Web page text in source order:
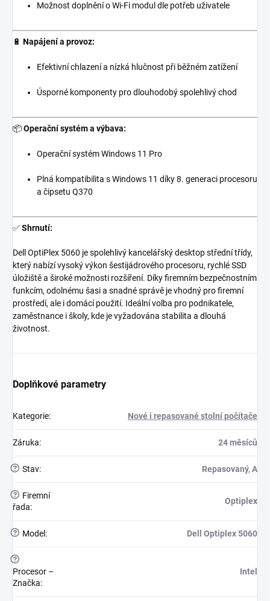
Možnost doplnění o Wi-Fi modul dle potřeb uživatele
🔋 Napájení a provoz:
Efektivní chlazení a nízká hlučnost při běžném zatížení
Úsporné komponenty pro dlouhodobý spolehlivý chod
📦Operační systém a výbava:
Operační systém Windows 11 Pro
Plná kompatibilita s Windows 11 díky 8. generaci procesoru
a čipsetu Q370
✅Shrnutí:
Dell OptiPlex 5060 je spolehlivý kancelářský desktop střední třídy,
který nabízí vysoký výkon šestijádrového procesoru, rychlé SSD
úložiště a široké možnosti rozšíření. Díky firemním bezpečnostním
funkcím, odolnému šasi a snadné správě je vhodný pro firemní
prostředí, ale i domácí použití. Ideální volba pro podnikatele,
zaměstnance i školy, kde je vyžadována stabilita a dlouhá
životnost.
Doplňkové parametry
Kategorie: Nové i repasované stolní počítače
Záruka: 24 měsíců
? Stav: Repasovaný, A
?
Firemní
řada:
Optiplex
? Model : Dell Optiplex 5060
?
Procesor –
Značka:
Intel